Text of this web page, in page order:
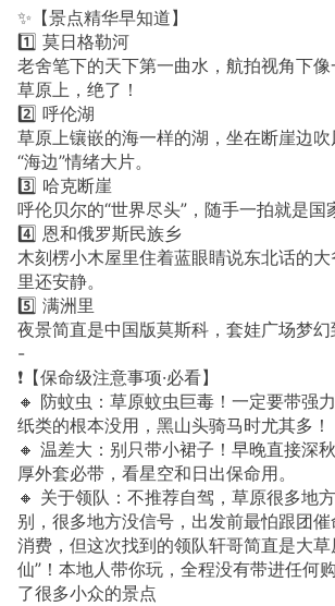
✨【景点精华早知道】
1️⃣ 莫日格勒河
老舍笔下的天下第一曲水，航拍视角下
草原上，绝了！
2️⃣ 呼伦湖
草原上镶嵌的海一样的湖，坐在断崖边
“海边”情绪大片。
3️⃣ 哈克断崖
呼伦贝尔的“世界尽头”，随手一拍就是国
4️⃣ 恩和俄罗斯民族乡
木刻楞小木屋里住着蓝眼睛说东北话的
里还安静。
5️⃣ 满洲里
夜景简直是中国版莫斯科，套娃广场梦幻
-
❗️【保命级注意事项·必看】
🔸 防蚊虫：草原蚊虫巨毒！一定要带强
纸类的根本没用，黑山头骑马时尤其多！
🔸 温差大：别只带小裙子！早晚直接深
厚外套必带，看星空和日出保命用。
🔸 关于领队：不推荐自驾，草原很多地
别，很多地方没信号，出发前最怕跟团
消费，但这次找到的领队轩哥简直是大草
仙”！本地人带你玩，全程没有带进任何
了很多小众的景点